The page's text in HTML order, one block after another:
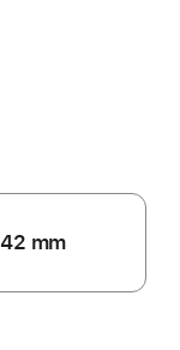
42 mm